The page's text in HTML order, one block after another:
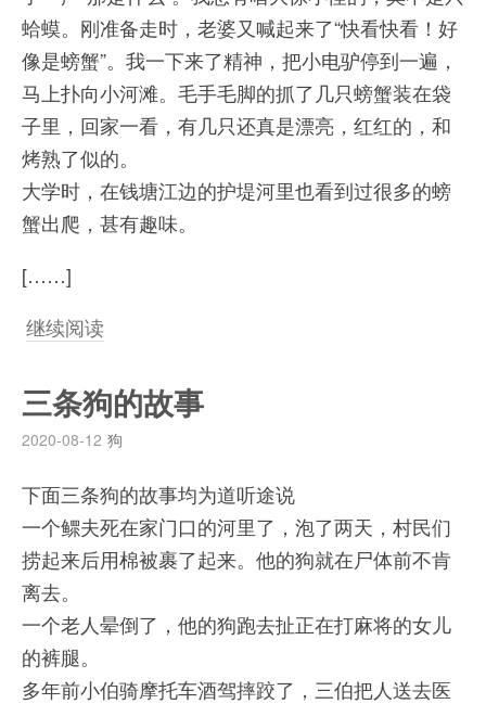
蛤蟆。刚准备走时，老婆又喊起来了“快看快看！好
像是螃蟹”。我一下来了精神，把小电驴停到一遍，
马上扑向小河滩。毛手毛脚的抓了几只螃蟹装在袋
子里，回家一看，有几只还真是漂亮，红红的，和
烤熟了似的。
大学时，在钱塘江边的护堤河里也看到过很多的螃
蟹出爬，甚有趣味。
[……]
继续阅读
三条狗的故事
2020-08-12 狗
下面三条狗的故事均为道听途说
一个鳏夫死在家门口的河里了，泡了两天，村民们
捞起来后用棉被裹了起来。他的狗就在尸体前不肯
离去。
一个老人晕倒了，他的狗跑去扯正在打麻将的女儿
的裤腿。
多年前小伯骑摩托车酒驾摔跤了，三伯把人送去医